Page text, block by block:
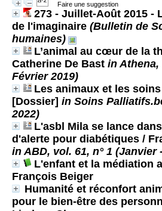
Faire une suggestion
273 - Juillet-Août 2015 -
de l'imaginaire (Bulletin de
humaines)
L’animal au cœur de la
Catherine De Bast in Athena,
Février 2019)
Les animaux et les
[Dossier] in Soins
2022)
L'asbl Mila se lance
d'alerte pour diabétiques /
in ABD, vol. 61, n° 1 (Janvier
L'enfant et la médiation
François Beiger
Humanité et réconfort
pour le bien-être des